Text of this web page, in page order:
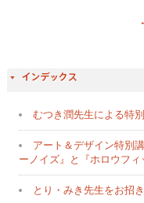
むつき潤先生による特
アート＆デザイン特別
ーノイズ』と『ホロウフィ
とり・みき先生をお招